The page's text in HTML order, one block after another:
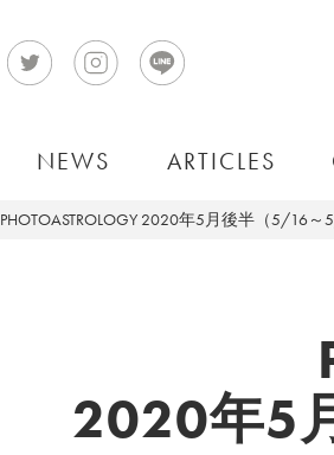
NEWS ARTICLES
PHOTOASTROLOGY 2020年5月後半（5/16～
2020年5